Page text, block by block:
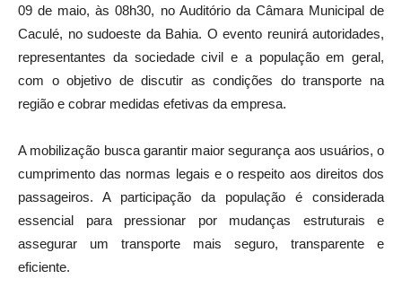
09 de maio, às 08h30, no Auditório da Câmara Municipal de
Caculé, no sudoeste da Bahia. O evento reunirá autoridades,
representantes da sociedade civil e a população em geral,
com o objetivo de discutir as condições do transporte na
região e cobrar medidas efetivas da empresa.
A mobilização busca garantir maior segurança aos usuários, o
cumprimento das normas legais e o respeito aos direitos dos
passageiros. A participação da população é considerada
essencial para pressionar por mudanças estruturais e
assegurar um transporte mais seguro, transparente e
eficiente.